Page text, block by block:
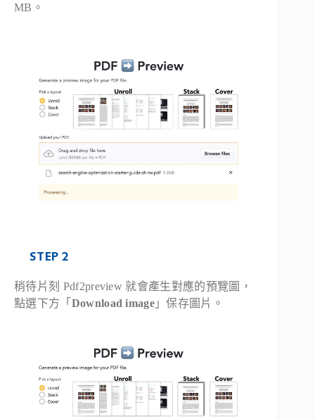
MB。
STEP 2
稍待片刻 Pdf2preview 就會產生對應的預覽圖，
點選下方「 Download image 」保存圖片。